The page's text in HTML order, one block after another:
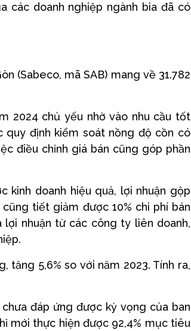
các doanh nghiệp ngành bia đã có
(Sabeco, mã SAB) mang về 31.782
2024 chủ yếu nhờ vào nhu cầu tốt
quy định kiểm soát nồng độ cồn có
điều chỉnh giá bán cũng góp phần
kinh doanh hiệu quả, lợi nhuận gộp
tiết giảm được 10% chi phí bán
nhuận từ các công ty liên doanh,
tăng 5,6% so với năm 2023. Tính ra,
đáp ứng được kỳ vọng của ban
mới thực hiện được 92,4% mục tiêu